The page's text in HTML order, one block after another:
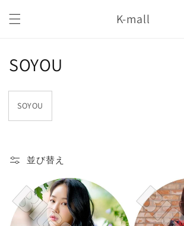
ンツに
進む
K-mall
コ
レ
ク
ョ
ン
:
SOYOU
SOYOU
並び替え